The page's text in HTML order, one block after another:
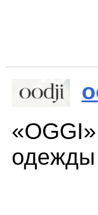
одежды